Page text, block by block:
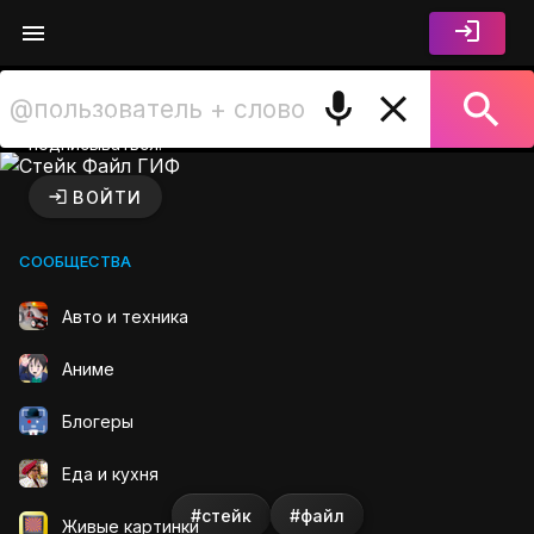
комментировать и
подписываться.
ВОЙТИ
СООБЩЕСТВА
Авто и техника
Аниме
Блогеры
Еда и кухня
Живые картинки
Стейк Файл ГИФ на
#стейк #файл